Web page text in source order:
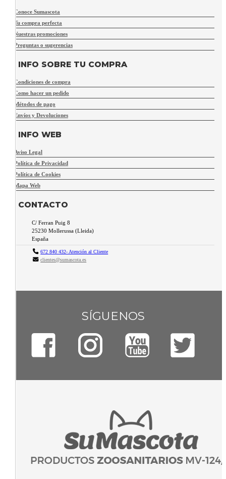
Conoce Sumascota
Tu compra perfecta
Nuestras promociones
Preguntas o sugerencias
INFO SOBRE TU COMPRA
Condiciones de compra
Como hacer un pedido
Métodos de pago
Envíos y Devoluciones
INFO WEB
Aviso Legal
Política de Privacidad
Política de Cookies
Mapa Web
CONTACTO
C/ Ferran Puig 8
25230 Mollerussa (Lleida)
España
672 840 432- Atención al Cliente
clientes@sumascota.es
SÍGUENOS